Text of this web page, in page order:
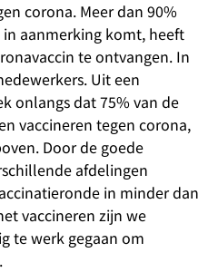
corona. Meer dan 90%
aanmerking komt, heeft
te ontvangen. In
Uit een
onlangs dat 75% van de
vaccineren tegen corona,
Door de goede
afdelingen
in minder dan
vaccineren zijn we
te werk gegaan om